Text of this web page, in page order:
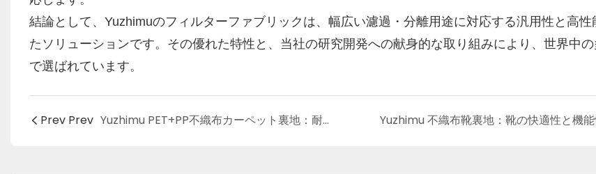
結論として、Yuzhimuのフィルターファブリックは、幅広い濾過・分離用途に対応する汎用性と高性
たソリューションです。その優れた特性と、当社の研究開発への献身的な取り組みにより、世界中
で選ばれています。
Prev Prev Yuzhimu PET+PP不織布カーペット裏地：耐久性と汎用性に優れたソリューション Yuzhimu 不織布靴裏地：靴の快適性と機